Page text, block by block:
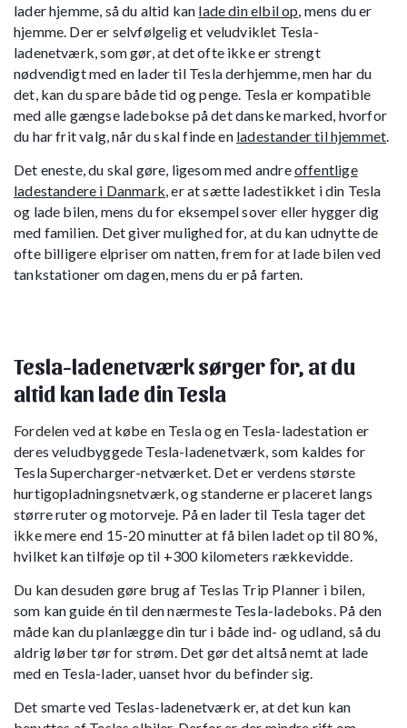
lader hjemme, så du altid kan lade din elbil op , mens du er
hjemme. Der er selvfølgelig et veludviklet Tesla-
ladenetværk, som gør, at det ofte ikke er strengt
nødvendigt med en lader til Tesla derhjemme, men har du
det, kan du spare både tid og penge. Tesla er kompatible
med alle gængse ladebokse på det danske marked, hvorfor
du har frit valg, når du skal finde en ladestander til hjemmet
Det eneste, du skal gøre, ligesom med andreoffentlige
ladestandere i Danmark , er at sætte ladestikket i din Tesla
og lade bilen, mens du for eksempel sover eller hygger dig
med familien. Det giver mulighed for, at du kan udnytte de
ofte billigere elpriser om natten, frem for at lade bilen ved
tankstationer om dagen, mens du er på farten.
Tesla-ladenetværk sørger for, at du
altid kan lade din Tesla
Fordelen ved at købe en Tesla og en Tesla-ladestation er
deres veludbyggede Tesla-ladenetværk, som kaldes for
Tesla Supercharger-netværket. Det er verdens største
hurtigopladningsnetværk, og standerne er placeret langs
større ruter og motorveje. På en lader til Tesla tager det
ikke mere end 15-20 minutter at få bilen ladet op til 80 %,
hvilket kan tilføje op til +300 kilometers rækkevidde.
Du kan desuden gøre brug af Teslas Trip Planner i bilen,
som kan guide én til den nærmeste Tesla-ladeboks. På den
måde kan du planlægge din tur i både ind- og udland, så du
aldrig løber tør for strøm. Det gør det altså nemt at lade
med en Tesla-lader, uanset hvor du befinder sig.
Det smarte ved Teslas-ladenetværk er, at det kun kan